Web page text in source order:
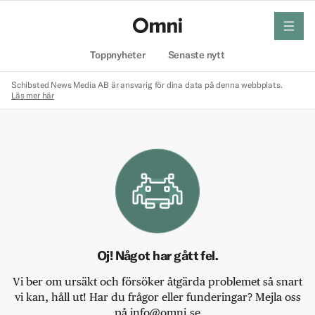
Toppnyheter Senaste nytt
meny
Schibsted News Media AB är ansvarig för dina data på denna webbplats.
Läs mer här
Oj! Något har gått fel.
Vi ber om ursäkt och försöker åtgärda problemet så snart
vi kan, håll ut! Har du frågor eller funderingar? Mejla oss